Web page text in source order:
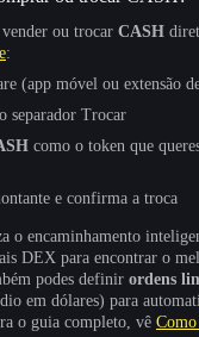
ou trocar CASH
:
(app móvel ou extensão
separador Trocar
como o token que
e confirma a troca
o encaminhamento
DEX para encontrar o
podes definir ordens
em dólares) para
o guia completo, vê